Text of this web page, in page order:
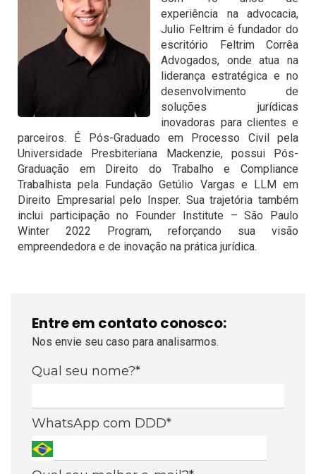
experiência na advocacia,
Julio Feltrim é fundador do
escritório Feltrim Corrêa
Advogados, onde atua na
liderança estratégica e no
desenvolvimento de
soluções jurídicas
inovadoras para clientes e
parceiros. É Pós-Graduado em Processo Civil pela
Universidade Presbiteriana Mackenzie, possui Pós-
Graduação em Direito do Trabalho e Compliance
Trabalhista pela Fundação Getúlio Vargas e LLM em
Direito Empresarial pelo Insper. Sua trajetória também
inclui participação no Founder Institute – São Paulo
Winter 2022 Program, reforçando sua visão
empreendedora e de inovação na prática jurídica.
Entre em contato conosco:
Nos envie seu caso para analisarmos.
Qual seu nome?*
WhatsApp com DDD*